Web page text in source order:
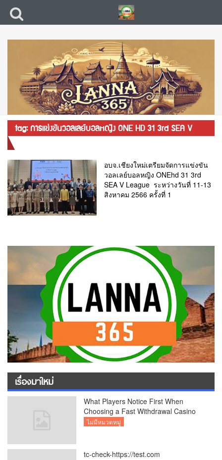
tag: การแข่งขันวอลเลย์บอลหญิง ONE HD 31 3rd SEA V
อบจ.เชียงใหม่เตรียมจัดการแข่งขัน
วอลเลย์บอลหญิง ONEhd 31 3rd
SEA V League ระหว่างวันที่ 11-13
สิงหาคม 2566 ครั้งที่ 1
เรื่องมาใหม่
What Players Notice First When
Choosing a Fast Withdrawal Casino
UK
ไม่มีหมวดหมู่
tc-check-https://test.com